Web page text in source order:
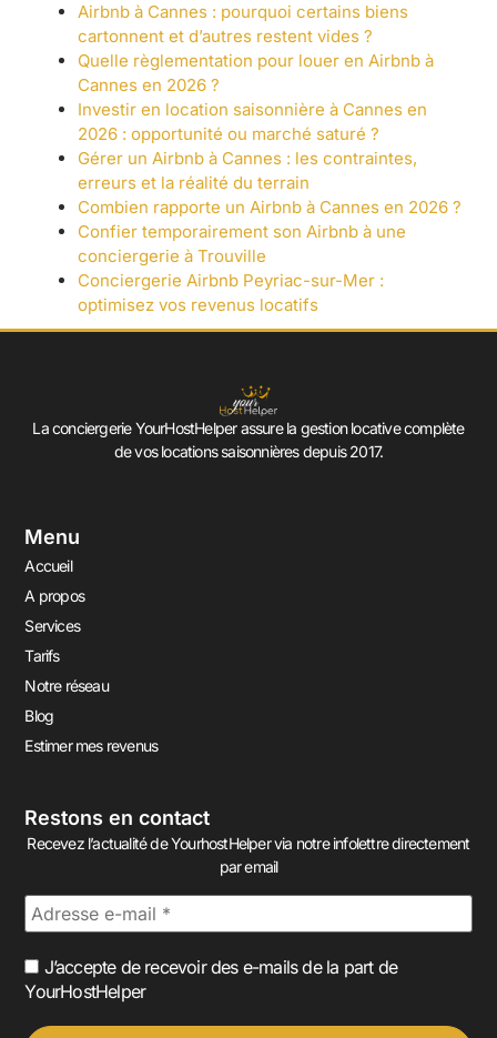
Airbnb à Cannes : pourquoi certains biens
cartonnent et d’autres restent vides ?
Quelle règlementation pour louer en Airbnb à
Cannes en 2026 ?
Investir en location saisonnière à Cannes en
2026 : opportunité ou marché saturé ?
Gérer un Airbnb à Cannes : les contraintes,
erreurs et la réalité du terrain
Combien rapporte un Airbnb à Cannes en 2026 ?
Confier temporairement son Airbnb à une
conciergerie à Trouville
Conciergerie Airbnb Peyriac-sur-Mer :
optimisez vos revenus locatifs
La conciergerie YourHostHelper assure la gestion locative complète
de vos locations saisonnières depuis 2017.
Menu
Accueil
A propos
Services
Tarifs
Notre réseau
Blog
Estimer mes revenus
Restons en contact
Recevez l’actualité de YourhostHelper via notre infolettre directement
par email
J’accepte de recevoir des e-mails de la part de
YourHostHelper